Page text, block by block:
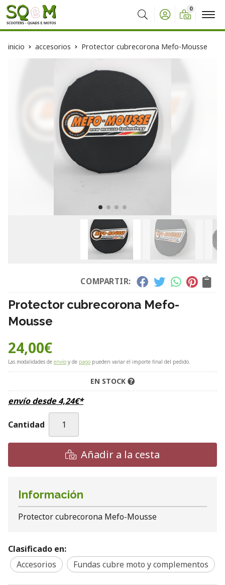
Buscar
0
inicio accesorios Protector cubrecorona Mefo-Mousse
COMPARTIR:
Protector cubrecorona Mefo-
Mousse
24,00€
Las modalidades de envío y de pago pueden variar el importe final del pedido.
EN STOCK
envío desde4,24€*
Cantidad
Añadir a la cesta
Información
Protector cubrecorona Mefo-Mousse
Clasificado en:
Accesorios
Fundas cubre moto y complementos